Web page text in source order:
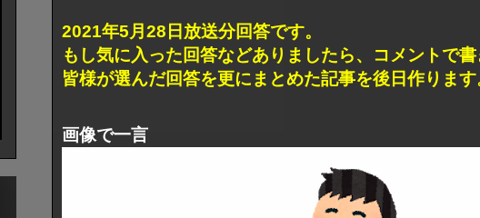
2021年5月28日放送分回答です。
もし気に入った回答などありましたら、コメントで
皆様が選んだ回答を更にまとめた記事を後日作ります
画像で一言